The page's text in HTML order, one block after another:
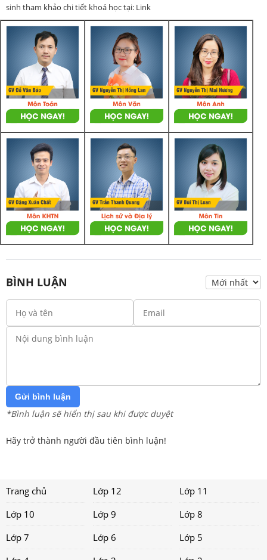
sinh tham khảo chi tiết khoá học tại: Link
BÌNH LUẬN
Gửi bình luận
*Bình luận sẽ hiển thị sau khi được duyệt
Hãy trở thành người đầu tiên bình luận!
Trang chủ Lớp 12
Lớp 11
Lớp 10
Lớp 9
Lớp 8
Lớp 7
Lớp 6
Lớp 5